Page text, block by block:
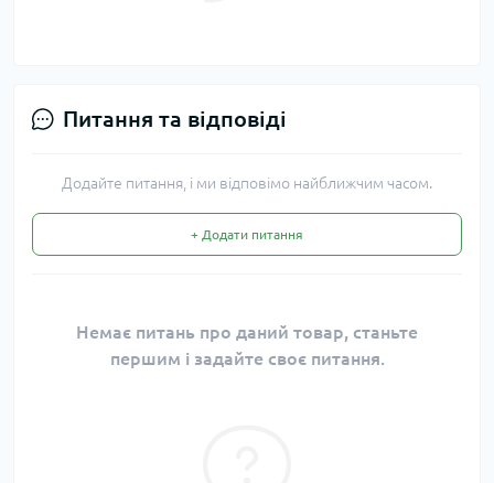
Питання та відповіді
Додайте питання, і ми відповімо найближчим часом.
+ Додати питання
Немає питань про даний товар, станьте
першим і задайте своє питання.